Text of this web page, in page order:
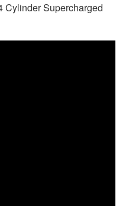
Cylinder Supercharged